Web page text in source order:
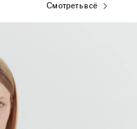
Смотреть всё